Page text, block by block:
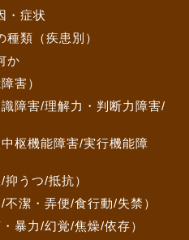
・症状
類（疾患別）
か
害）
障害/理解力・判断力障害/
枢機能障害/実行機能障
うつ/抵抗）
潔・弄便/食行動/失禁）
暴力/幻覚/焦燥/依存）